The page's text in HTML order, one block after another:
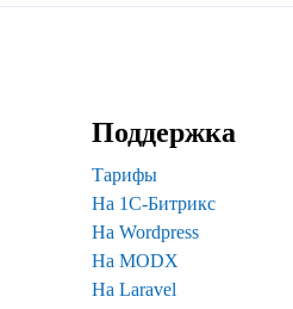
Поддержка
Тарифы
На 1С-Битрикс
На Wordpress
На MODX
На Laravel